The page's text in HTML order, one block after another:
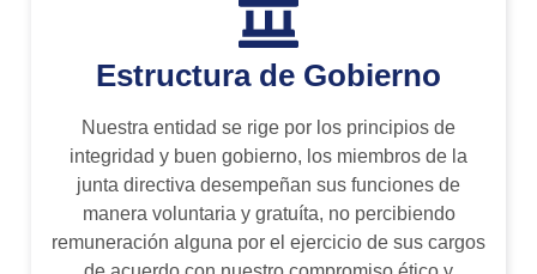
Estructura de Gobierno
Nuestra entidad se rige por los principios de
integridad y buen gobierno, los miembros de la
junta directiva desempeñan sus funciones de
manera voluntaria y gratuíta, no percibiendo
remuneración alguna por el ejercicio de sus cargos